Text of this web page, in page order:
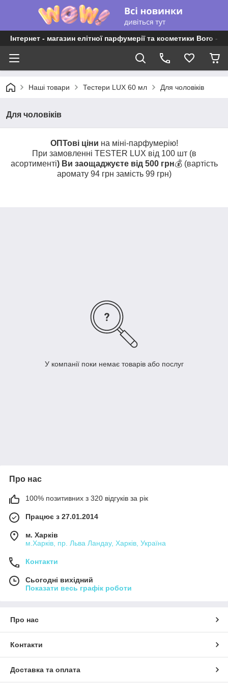
Інтернет - магазин елітної парфумерії та косметики Boro -
Наші товари Тестери LUX 60 мл Для чоловіків
Для чоловіків
ОПТові ціни на міні-парфумерію!
При замовленні TESTER LUX від 100 шт (в
асортименті) Ви заощаджуєте від 500 грн💰 (вартість
аромату 94 грн замість 99 грн)
У компанії поки немає товарів або послуг
Про нас
100% позитивних з 320 відгуків за рік
Працює з 27.01.2014
м. Харків
м.Харків, пр. Льва Ландау, Харків, Україна
Контакти
Сьогодні вихідний
Показати весь графік роботи
Про нас
Контакти
Доставка та оплата